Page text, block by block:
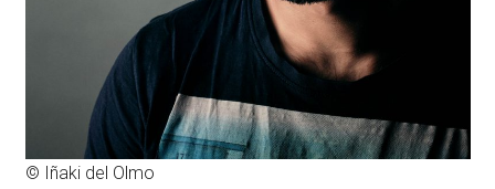
© Iñaki del Olmo